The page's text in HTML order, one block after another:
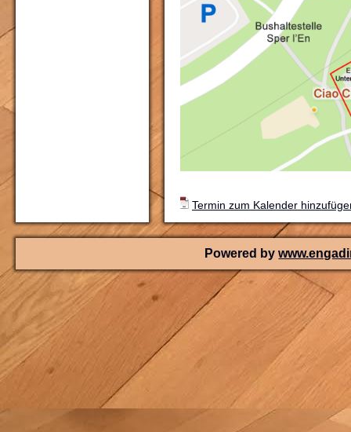
Termin zum Kalender
Powered by